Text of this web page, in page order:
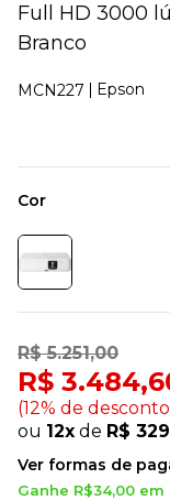
Full HD 3000
Branco
MCN227 Epson
R$ 5.251,00
R$
(12% de
ou 12x de R$
Ver formas de
Ganhe R$34,00
Cor